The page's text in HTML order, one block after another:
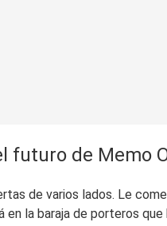
futuro de Memo
de varios lados. Le
en la baraja de porteros